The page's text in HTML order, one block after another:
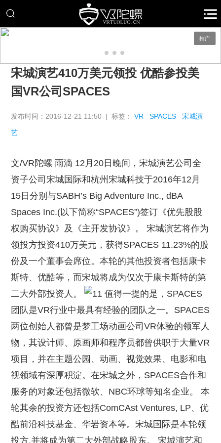
推广
宋城演艺410万美元领投 优酷参投美
国VR公司SPACES
发布时间：2016-12-21 11:50 | 标签：VR SPACES 宋城演
艺
文/VR陀螺 雨滴 12月20日晚间，宋城演艺公司全
资子公司宋城国际和杭州宋城科技于2016年12月
15日分别与SABH’s Big Adventure Inc., dBA
Spaces Inc.(以下简称“SPACES”)签订《优先股股
权购买协议》及《主开发协议》。 宋城演艺将作为
领投方投资410万美元，获得SPACES 11.23%的股
份及一个董事会席位。本轮的其他投资者包括康卡
斯特、优酷等，而宋城将成为仅次于康卡斯特的第
二大外部投资人。
值得一提的是，SPACES
团队是VR行业中最具有经验的团队之一。SPACES
两位创始人都曾是梦工场动画公司VR体验的领军人
物，其设计师、原画师和程序员都曾供职于大量VR
项目，并在主题公园、动画、视觉效果、电影和电
视领域有深厚积淀。在宋城之外，SPACES合作和
服务的对象还包括微软、NBC环球等知名企业。 本
轮其余的投资方还包括ComCAst Ventures, LP、优
酷前沿科技基金、华岩资本等。宋城国际是本轮领
投方,并将成为第二大外部战略股东。 宋城演艺和